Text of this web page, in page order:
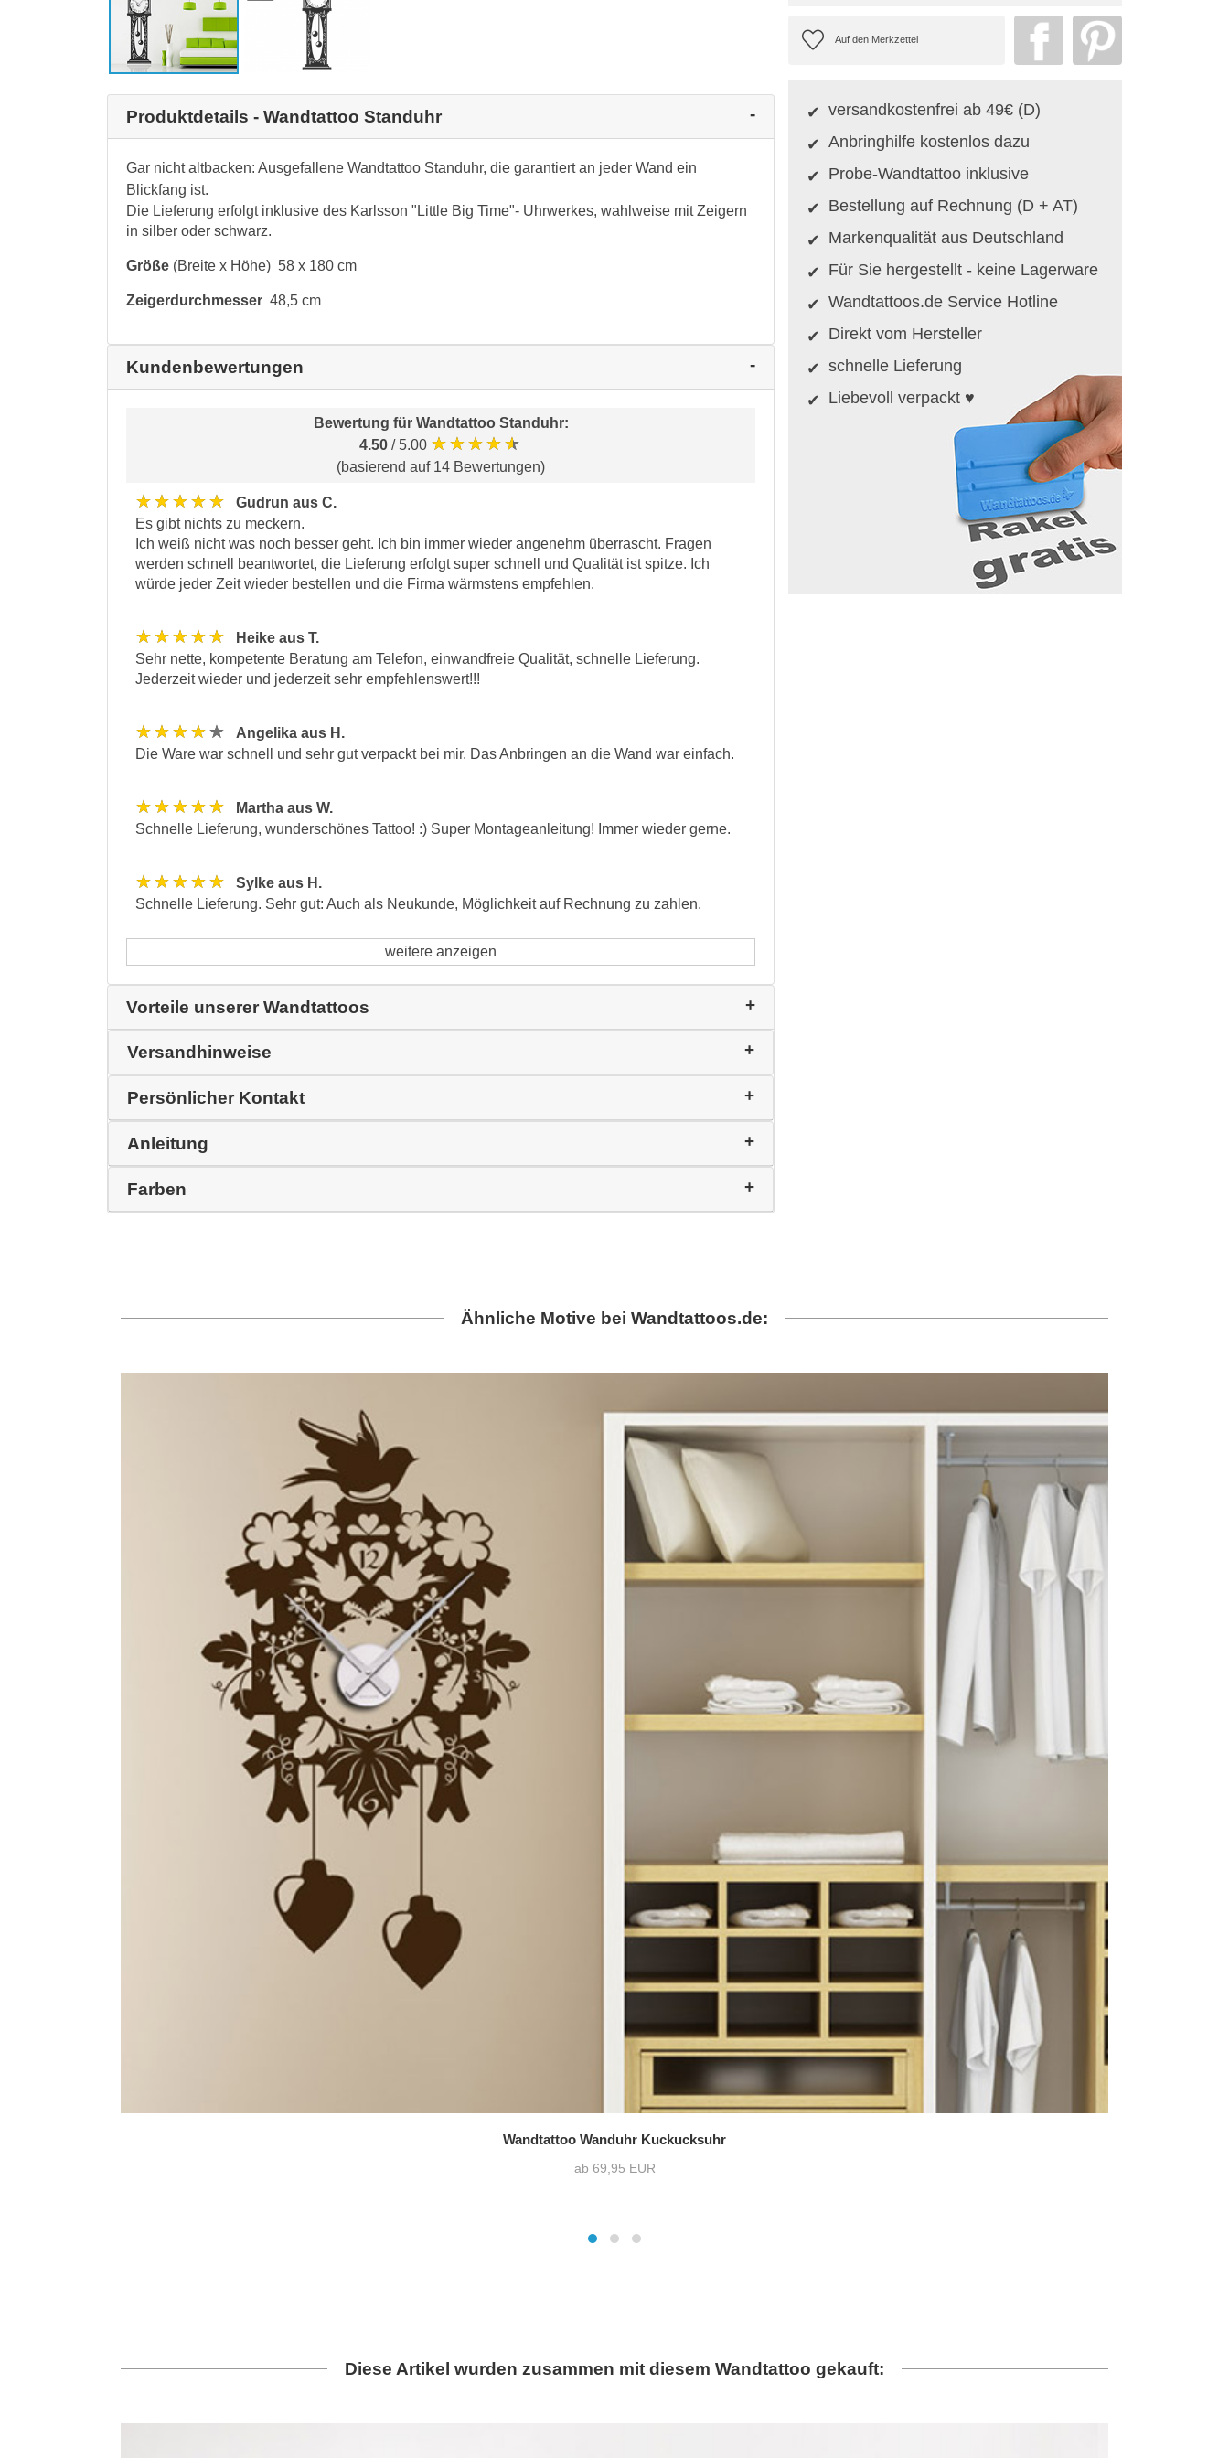
Produktdetails - Wandtattoo Standuhr
Gar nicht altbacken: Ausgefallene Wandtattoo Standuhr, die garantiert an jeder Wand ein
Blickfang ist.
Die Lieferung erfolgt inklusive des Karlsson "Little Big Time"- Uhrwerkes, wahlweise mit Zeigern
in silber oder schwarz.
Größe (Breite x Höhe) 58 x 180 cm
Zeigerdurchmesser 48,5 cm
Kundenbewertungen
Bewertung für Wandtattoo Standuhr:
4.50 / 5.00 ★★★★★
(basierend auf 14 Bewertungen)
★★★★★
Gudrun aus C.
Es gibt nichts zu meckern.
Ich weiß nicht was noch besser geht. Ich bin immer wieder angenehm überrascht. Fragen
werden schnell beantwortet, die Lieferung erfolgt super schnell und Qualität ist spitze. Ich
würde jeder Zeit wieder bestellen und die Firma wärmstens empfehlen.
★★★★★
Heike aus T.
Sehr nette, kompetente Beratung am Telefon, einwandfreie Qualität, schnelle Lieferung.
Jederzeit wieder und jederzeit sehr empfehlenswert!!!
★★★★★
Angelika aus H.
Die Ware war schnell und sehr gut verpackt bei mir. Das Anbringen an die Wand war einfach.
★★★★★
Martha aus W.
Schnelle Lieferung, wunderschönes Tattoo! :) Super Montageanleitung! Immer wieder gerne.
★★★★★
Sylke aus H.
Schnelle Lieferung. Sehr gut: Auch als Neukunde, Möglichkeit auf Rechnung zu zahlen.
weitere anzeigen
Vorteile unserer Wandtattoos
Versandhinweise
Persönlicher Kontakt
Anleitung
Farben
versandkostenfrei ab 49€ (D)
Anbringhilfe kostenlos dazu
Probe-Wandtattoo inklusive
Bestellung auf Rechnung (D + AT)
Markenqualität aus Deutschland
Für Sie hergestellt - keine Lagerware
Wandtattoos.de Service Hotline
Direkt vom Hersteller
schnelle Lieferung
Liebevoll verpackt ♥
Ähnliche Motive bei Wandtattoos.de:
Wandtattoo Wanduhr Kuckucksuhr
ab 69,95 EUR
Diese Artikel wurden zusammen mit diesem Wandtattoo gekauft: